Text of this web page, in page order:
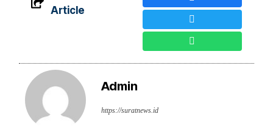
Article
Admin
https://suratnews.id